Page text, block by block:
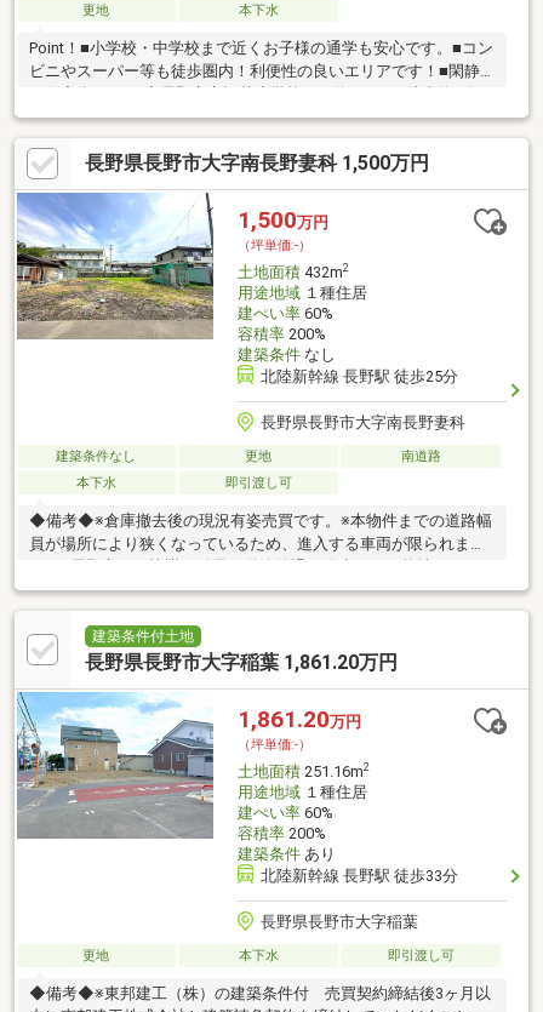
更地 本下水
Point！■小学校・中学校まで近くお子様の通学も安心です。■コン
ビニやスーパー等も徒歩圏内！利便性の良いエリアです！■閑静
な住宅街！Aria♪◇長野市立裾花小学校まで約180ｍ（徒歩約3分）
◇長野市立裾花中学校まで約450ｍ（徒歩約6分）◇セブンイレブ
ン長野荒木店まで約250ｍ（徒歩約4分）◇綿半ホームエイド若里
店まで約700ｍ（徒歩約10分）◇クスリのアオキ中御所店まで約
700ｍ（徒歩約10分）◇デリシア若里店まで約750ｍ（徒歩約11
分）◇若里公園まで約900ｍ（徒歩約12分）◆APHグループの建
築条件付き◆敷地内に電柱が設置されています
長野県長野市大字南長野妻科 1,500万円
1,500万円
（坪単価:-）
土地面積432m2
用途地域１種住居
建ぺい率60%
容積率200%
建築条件なし
北陸新幹線 長野駅 徒歩25分
長野県長野市大字南長野妻科
建築条件なし 更地
南道路
本下水
即引渡し可
◆備考◆※倉庫撤去後の現況有姿売買です。※本物件までの道路幅
員が場所により狭くなっているため、進入する車両が限られま
ます。
建築条件付土地
長野県長野市大字稲葉 1,861.20万円
1,861.20万円
（坪単価:-）
土地面積251.16m2
用途地域１種住居
建ぺい率60%
容積率200%
建築条件あり
北陸新幹線 長野駅 徒歩33分
長野県長野市大字稲葉
更地 本下水 即引渡し可
◆備考◆※東邦建工（株）の建築条件付 売買契約締結後3ヶ月以